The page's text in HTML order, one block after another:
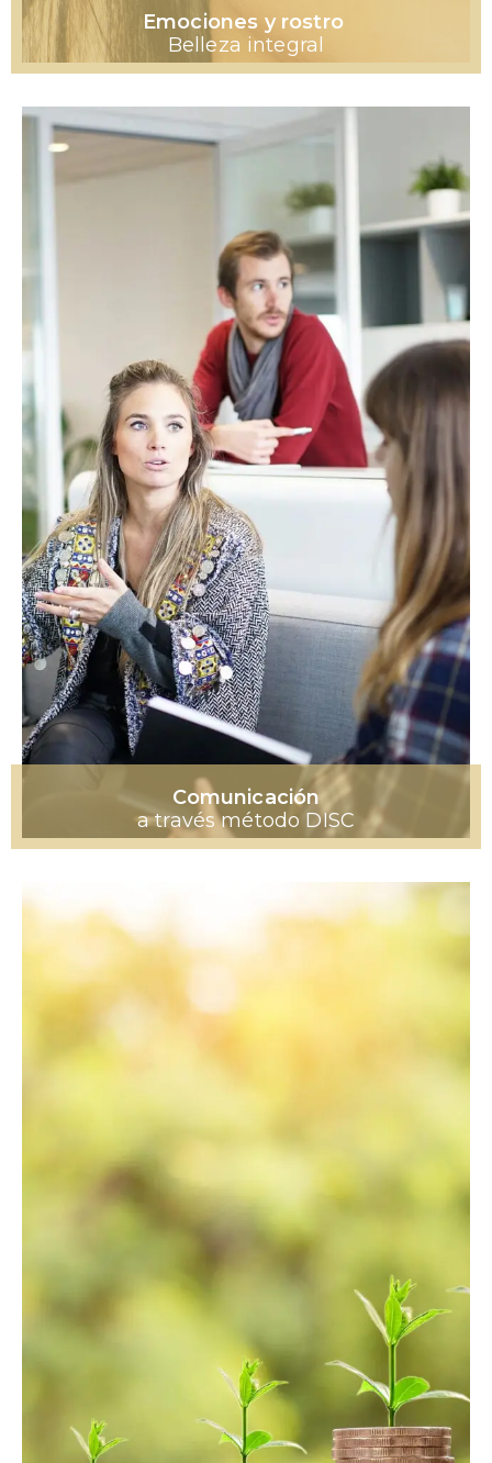
Emociones y rostro
Belleza integral
Comunicación
a través método DISC